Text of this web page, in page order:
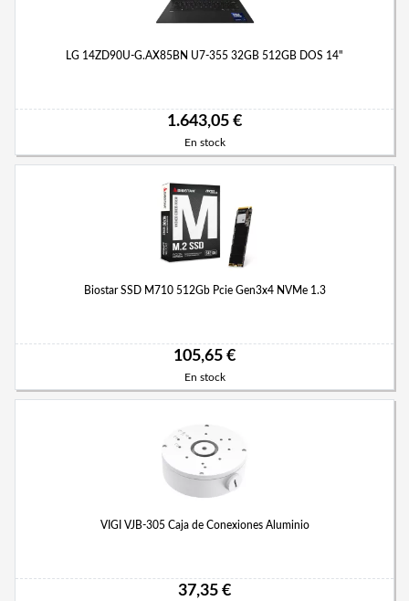
LG 14ZD90U-G.AX85BN U7-355 32GB 512GB DOS 14"
1.643,05 €
En stock
Biostar SSD M710 512Gb Pcie Gen3x4 NVMe 1.3
105,65 €
En stock
VIGI VJB-305 Caja de Conexiones Aluminio
37,35 €